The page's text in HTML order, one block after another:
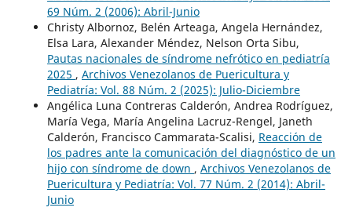
69 Núm. 2 (2006): Abril-Junio
Christy Albornoz, Belén Arteaga, Angela Hernández,
Elsa Lara, Alexander Méndez, Nelson Orta Sibu,
Pautas nacionales de síndrome nefrótico en pediatría
2025 , Archivos Venezolanos de Puericultura y
Pediatría: Vol. 88 Núm. 2 (2025): Julio-Diciembre
Angélica Luna Contreras Calderón, Andrea Rodríguez,
María Vega, María Angelina Lacruz-Rengel, Janeth
Calderón, Francisco Cammarata-Scalisi, Reacción de
los padres ante la comunicación del diagnóstico de un
hijo con síndrome de down , Archivos Venezolanos de
Puericultura y Pediatría: Vol. 77 Núm. 2 (2014): Abril-
Junio